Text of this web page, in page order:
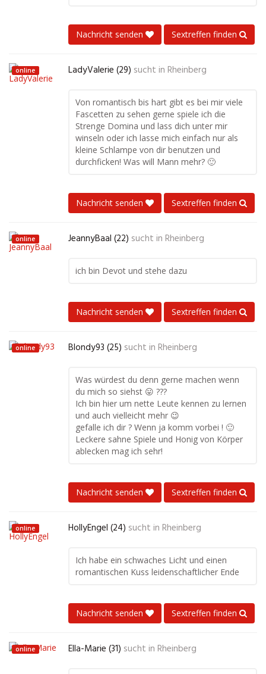
Nachricht senden Sextreffen finden
online LadyValerie (29) sucht in Rheinberg
Von romantisch bis hart gibt es bei mir viele
Fascetten zu sehen gerne spiele ich die
Strenge Domina und lass dich unter mir
winseln oder ich lasse mich einfach nur als
kleine Schlampe von dir benutzen und
durchficken! Was will Mann mehr? 🙂
Nachricht senden Sextreffen finden
online JeannyBaal (22) sucht in Rheinberg
ich bin Devot und stehe dazu
Nachricht senden Sextreffen finden
online Blondy93 (25) sucht in Rheinberg
Was würdest du denn gerne machen wenn
du mich so siehst 😛 ???
Ich bin hier um nette Leute kennen zu lernen
und auch vielleicht mehr 😉
gefalle ich dir ? Wenn ja komm vorbei ! 🙂
Leckere sahne Spiele und Honig von Körper
ablecken mag ich sehr!
Nachricht senden Sextreffen finden
online HollyEngel (24) sucht in Rheinberg
Ich habe ein schwaches Licht und einen
romantischen Kuss leidenschaftlicher Ende
Nachricht senden Sextreffen finden
online Ella-Marie (31) sucht in Rheinberg